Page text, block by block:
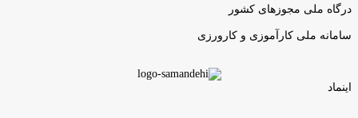
درگاه ملی مجوزهای کشور
سامانه ملی کارآموزی و کارورزی
اینماد